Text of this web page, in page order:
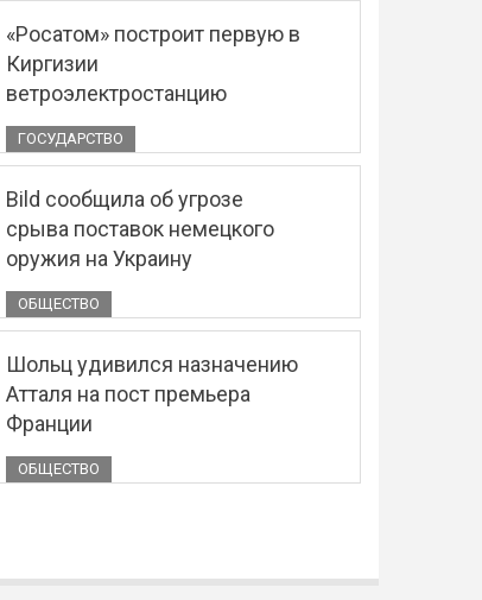
«Росатом» построит первую в
Киргизии
ветроэлектростанцию
ГОСУДАРСТВО
Bild сообщила об угрозе
срыва поставок немецкого
оружия на Украину
ОБЩЕСТВО
Шольц удивился назначению
Атталя на пост премьера
Франции
ОБЩЕСТВО